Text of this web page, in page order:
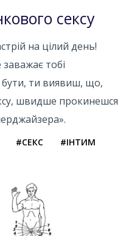
сексу
на цілий день!
тобі
ти виявиш, що,
швидше прокинешся
#СЕКС #ІНТИМ